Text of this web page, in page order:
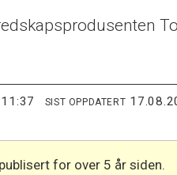
SIST OPPDATERT
for over 5 år siden.